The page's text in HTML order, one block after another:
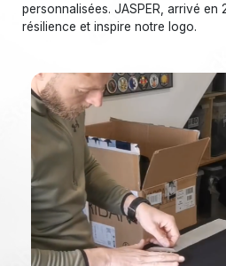
personnalisées. JASPER, arrivé en
résilience et inspire notre logo.